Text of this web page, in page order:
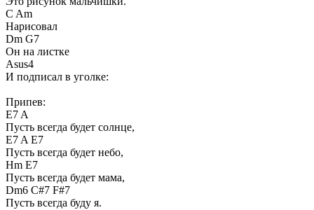
C Am
Нарисовал
Dm G7
Он на листке
Asus4
И подписал в уголке:
Припев:
E7 A
Пусть всегда будет солнце,
E7 A E7
Пусть всегда будет небо,
Hm E7
Пусть всегда будет мама,
Dm6 C#7 F#7
Пусть всегда буду я.